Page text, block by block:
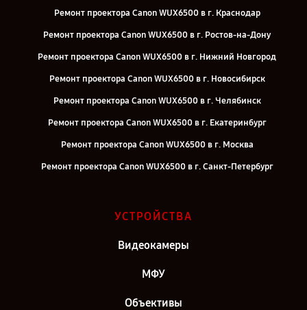
Ремонт проектора Canon WUX6500 в г. Краснодар
Ремонт проектора Canon WUX6500 в г. Ростов-на-Дону
Ремонт проектора Canon WUX6500 в г. Нижний Новгород
Ремонт проектора Canon WUX6500 в г. Новосибирск
Ремонт проектора Canon WUX6500 в г. Челябинск
Ремонт проектора Canon WUX6500 в г. Екатеринбург
Ремонт проектора Canon WUX6500 в г. Москва
Ремонт проектора Canon WUX6500 в г. Санкт-Петербург
УСТРОЙСТВА
Видеокамеры
МФУ
Объективы